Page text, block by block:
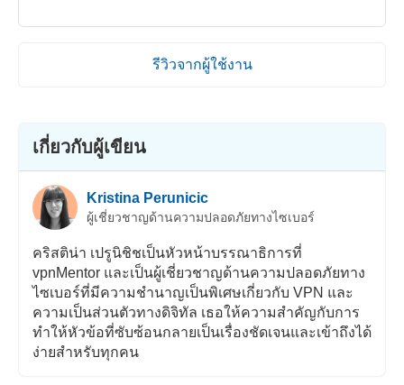
รีวิวจากผู้ใช้งาน
เกี่ยวกับผู้เขียน
Kristina Perunicic
ผู้เชี่ยวชาญด้านความปลอดภัยทางไซเบอร์
คริสติน่า เปรูนิชิชเป็นหัวหน้าบรรณาธิการที่
vpnMentor และเป็นผู้เชี่ยวชาญด้านความปลอดภัยทาง
ไซเบอร์ที่มีความชำนาญเป็นพิเศษเกี่ยวกับ VPN และ
ความเป็นส่วนตัวทางดิจิทัล เธอให้ความสำคัญกับการ
ทำให้หัวข้อที่ซับซ้อนกลายเป็นเรื่องชัดเจนและเข้าถึงได้
ง่ายสำหรับทุกคน